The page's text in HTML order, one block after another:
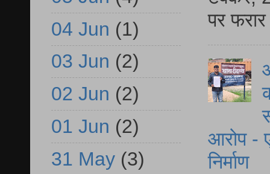
पर
आरोप -
निर्माण
04 Jun (1)
03 Jun (2)
02 Jun (2)
01 Jun (2)
31 May (3)